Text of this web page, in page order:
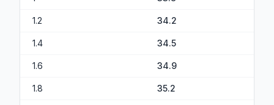
1.2 34.2
1.4 34.5
1.6 34.9
1.8 35.2